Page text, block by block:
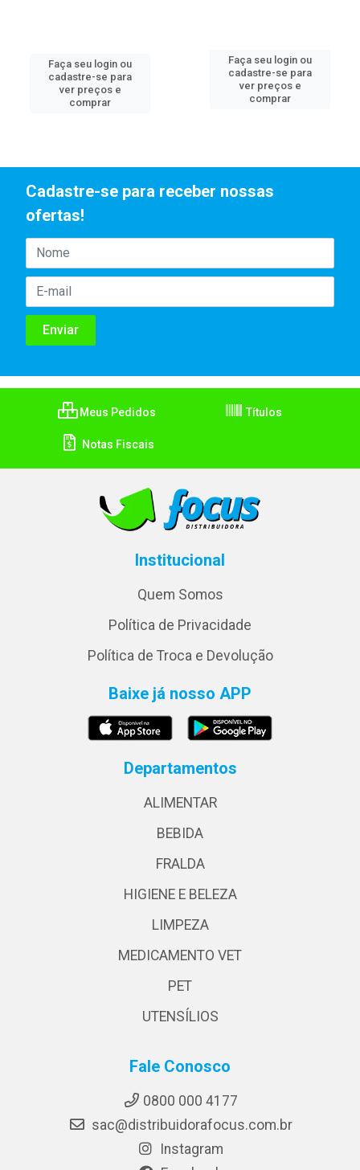
Faça seu login ou
cadastre-se para
ver preços e
comprar
Faça seu login ou
cadastre-se para
ver preços e
comprar
Cadastre-se para receber nossas
ofertas!
Meus Pedidos Títulos
Notas Fiscais
Institucional
Quem Somos
Política de Privacidade
Política de Troca e Devolução
Baixe já nosso APP
Departamentos
ALIMENTAR
BEBIDA
FRALDA
HIGIENE E BELEZA
LIMPEZA
MEDICAMENTO VET
PET
UTENSÍLIOS
Fale Conosco
0800 000 4177
sac@distribuidorafocus.com.br
Instagram